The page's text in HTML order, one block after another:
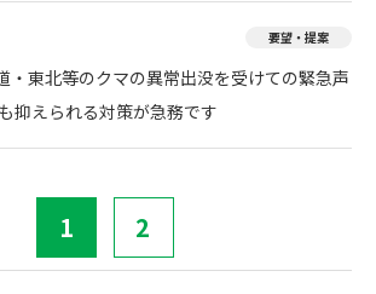
要望・提案
東北等のクマの異常出没を受けての緊急声
抑えられる対策が急務です
1 2